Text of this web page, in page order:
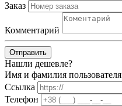
Заказ
Комментарий
Отправить
Нашли дешевле?
Имя и фамилия пользователя
Ссылка
Телефон